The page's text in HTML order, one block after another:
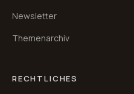
Newsletter
Themenarchiv
RECHTLICHES